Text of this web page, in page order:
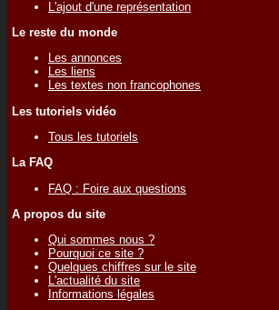
L'ajout d'une représentation
Le reste du monde
Les annonces
Les liens
Les textes non francophones
Les tutoriels vidéo
Tous les tutoriels
La FAQ
FAQ : Foire aux questions
A propos du site
Qui sommes nous ?
Pourquoi ce site ?
Quelques chiffres sur le site
L'actualité du site
Informations légales